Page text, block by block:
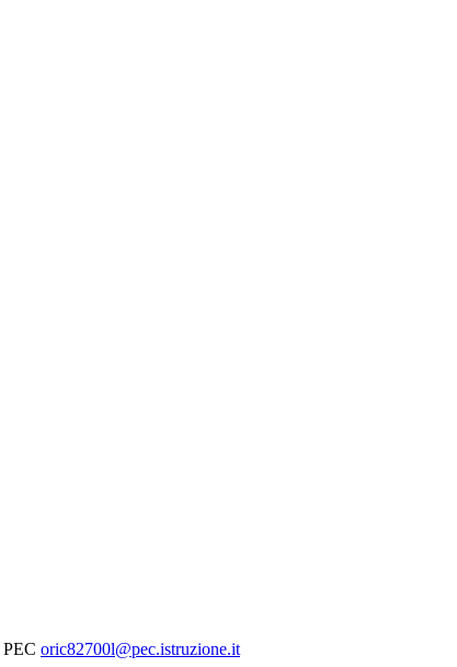
PEC oric82700l@pec.istruzione.it